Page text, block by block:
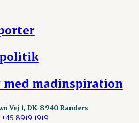
med madinspiration
Vej 1, DK-8940 Randers
+45 8919 1919